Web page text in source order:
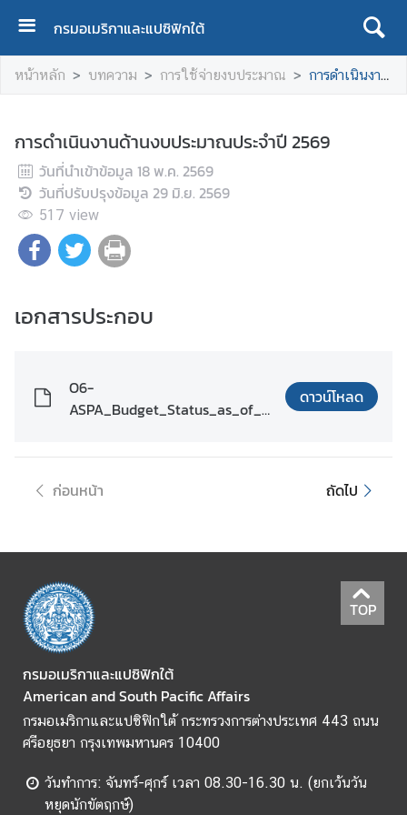
กรมอเมริกาและแปซิฟิกใต้
ห
น้
แ
ร
ก
เ
ย
บ
า
า
ป
ร
ะ
เ
ท
ศ
ว
า
หน้าหลัก บทความ การใช้จ่ายงบประมาณ การดำเนินงานด้านงบประมาณประจำปี 2569
การดำเนินงานด้านงบประมาณประจำปี 2569
วันที่นำเข้าข้อมูล 18 พ.ค. 2569
วันที่ปรับปรุงข้อมูล 29 มิ.ย. 2569
517 view
เอกสารประกอบ
O6-
ASPA_Budget_Status_as_of_3
ดาวน์โหลด
ก่อนหน้า ถัดไป
TOP
กรมอเมริกาและแปซิฟิกใต้
American and South Pacific Affairs
กรมอเมริกาและแปซิฟิกใต้ กระทรวงการต่างประเทศ 443 ถนน
ศรีอยุธยา กรุงเทพมหานคร 10400
วันทำการ: จันทร์-ศุกร์ เวลา 08.30-16.30 น. (ยกเว้นวัน
หยุดนักขัตฤกษ์)